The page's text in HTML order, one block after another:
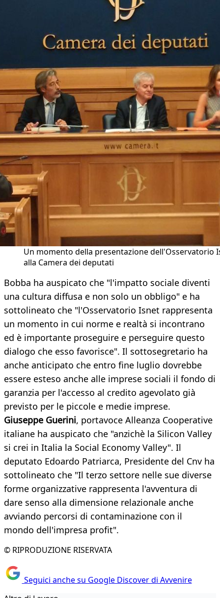
Un momento della presentazione dell'Osservatorio
alla Camera dei deputati
Bobba ha auspicato che "l'impatto sociale diventi
una cultura diffusa e non solo un obbligo" e ha
sottolineato che "l'Osservatorio Isnet rappresenta
un momento in cui norme e realtà si incontrano
ed è importante proseguire e perseguire questo
dialogo che esso favorisce". Il sottosegretario ha
anche anticipato che entro fine luglio dovrebbe
essere esteso anche alle imprese sociali il fondo di
garanzia per l'accesso al credito agevolato già
previsto per le piccole e medie imprese.
Giuseppe Guerini, portavoce Alleanza Cooperative
italiane ha auspicato che "anzichè la Silicon Valley
si crei in Italia la Social Economy Valley". Il
deputato Edoardo Patriarca, Presidente del Cnv ha
sottolineato che "Il terzo settore nelle sue diverse
forme organizzative rappresenta l'avventura di
dare senso alla dimensione relazionale anche
avviando percorsi di contaminazione con il
mondo dell'impresa profit".
© RIPRODUZIONE RISERVATA
Seguici anche su Google Discover di Avvenire